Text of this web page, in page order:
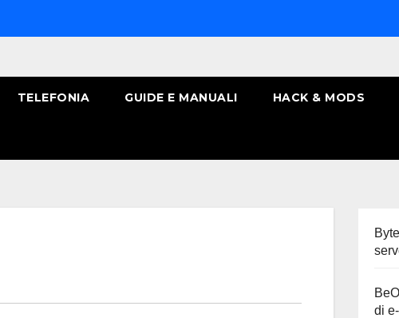
TELEFONIA GUIDE E MANUALI HACK & MODS
di